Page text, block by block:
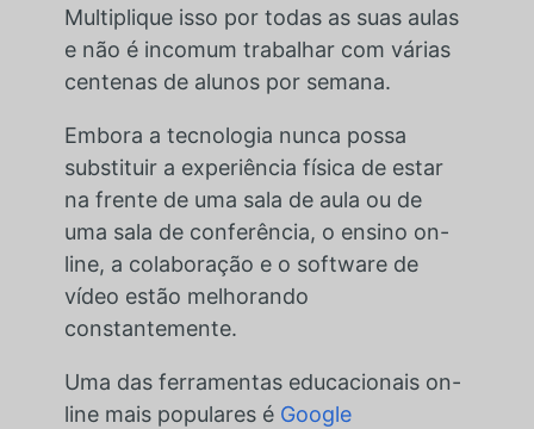
Multiplique isso por todas as suas aulas
e não é incomum trabalhar com várias
centenas de alunos por semana.
Embora a tecnologia nunca possa
substituir a experiência física de estar
na frente de uma sala de aula ou de
uma sala de conferência, o ensino on-
line, a colaboração e o software de
vídeo estão melhorando
constantemente.
Uma das ferramentas educacionais on-
line mais populares é Google